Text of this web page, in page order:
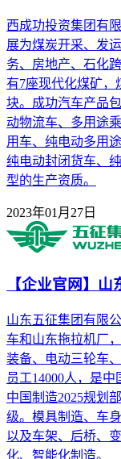
西成功投资集团有
展为煤炭开采、发
务、房地产、石化
有7座现代化煤矿，
块。成功汽车产品
动物流车、多用途
用车、纯电动多用
纯电动封闭货车、
型的生产资质。
2023年01月27日
【企业官网】
山东五征集团有限
车和山东拖拉机厂
装备、电动三轮车
员工14000人，是
中国制造2025规划
级。模具制造、车
以及车架、后桥、
化、智能化制造。